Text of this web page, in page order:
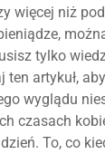
więcej niż
tylko
ten artykuł,
wyglądu
czasach
To, co